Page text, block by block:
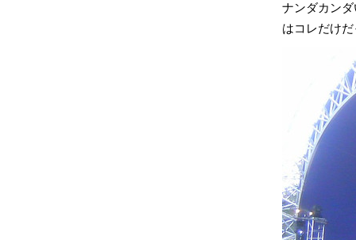
ナンダカン
はコレだけ